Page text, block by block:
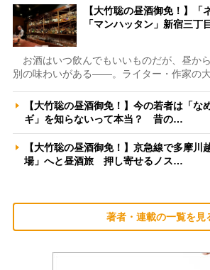
【大竹聡の昼酒御免！】「
「マンハッタン」新宿三
お酒はいつ飲んでもいいものだが、昼か
別の味わいがある――。ライター・作家の
【大竹聡の昼酒御免！】今の若者は「な
ギ」を知らないって本当？ 昔の…
【大竹聡の昼酒御免！】京急線で多摩川
場」へと昼酒旅 押し寄せるノス…
著者・連載の一覧を見